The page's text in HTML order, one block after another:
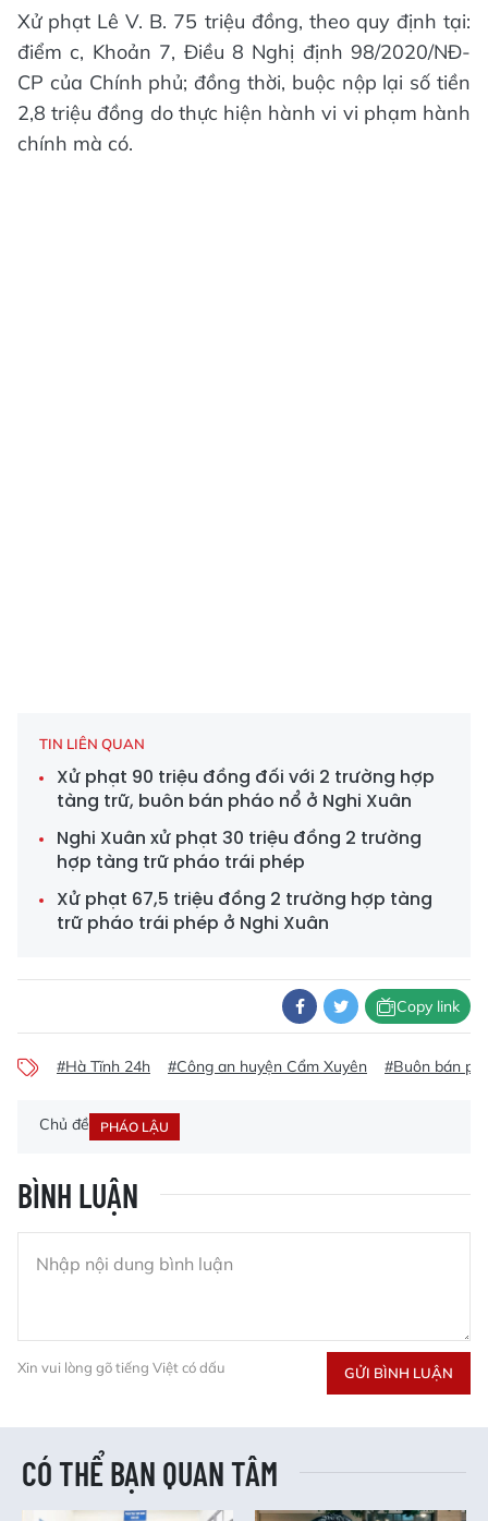
Xử phạt Lê V. B. 75 triệu đồng, theo quy định tại:
điểm c, Khoản 7, Điều 8 Nghị định 98/2020/NĐ-
CP của Chính phủ; đồng thời, buộc nộp lại số tiền
2,8 triệu đồng do thực hiện hành vi vi phạm hành
chính mà có.
TIN LIÊN QUAN
Xử phạt 90 triệu đồng đối với 2 trường hợp
tàng trữ, buôn bán pháo nổ ở Nghi Xuân
Nghi Xuân xử phạt 30 triệu đồng 2 trường
hợp tàng trữ pháo trái phép
Xử phạt 67,5 triệu đồng 2 trường hợp tàng
trữ pháo trái phép ở Nghi Xuân
Copy link
#Hà Tĩnh 24h #Công an huyện Cẩm Xuyên #Buôn bán
Chủ đề PHÁO LẬU
BÌNH LUẬN
Xin vui lòng gõ tiếng Việt có dấu GỬI BÌNH LUẬN
CÓ THỂ BẠN QUAN TÂM